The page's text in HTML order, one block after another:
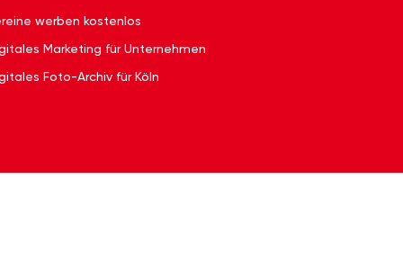
werben kostenlos
Marketing für Unternehmen
Foto-Archiv für Köln